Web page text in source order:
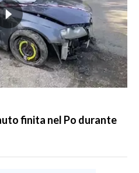
finita nel Po durante